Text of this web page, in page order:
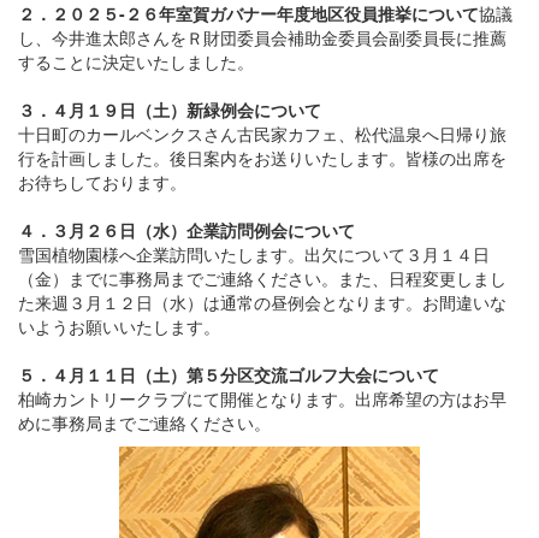
２．２０２５-２６年室賀ガバナー年度地区役員推挙について協議
し、今井進太郎さんをＲ財団委員会補助金委員会副委員長に推薦
することに決定いたしました。
３．４月１９日（土）新緑例会について
十日町のカールベンクスさん古民家カフェ、松代温泉へ日帰り旅
行を計画しました。後日案内をお送りいたします。皆様の出席を
お待ちしております。
４．３月２６日（水）企業訪問例会について
雪国植物園様へ企業訪問いたします。出欠について３月１４日
（金）までに事務局までご連絡ください。また、日程変更しまし
た来週３月１２日（水）は通常の昼例会となります。お間違いな
いようお願いいたします。
５．４月１１日（土）第５分区交流ゴルフ大会について
柏崎カントリークラブにて開催となります。出席希望の方はお早
めに事務局までご連絡ください。